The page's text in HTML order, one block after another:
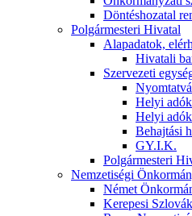
Döntéshozatal
Polgármesteri Hivatal
Alapadatok,
Hivatali
Szervezeti
Helyi
Helyi
Behajtási
GY.I.K.
Polgármesteri
Nemzetiségi
Német
Kerepesi